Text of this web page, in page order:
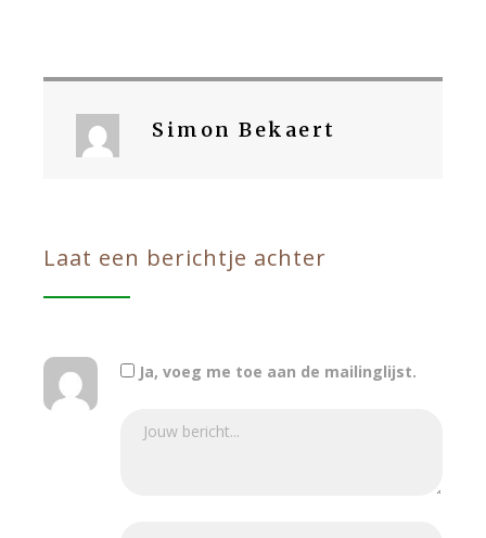
Simon Bekaert
Laat een berichtje achter
Ja, voeg me toe aan de mailinglijst.